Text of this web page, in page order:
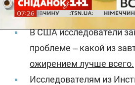
Напомним, ранее
В США исследователи
проблеме ‒ какой из
ожирением лучше всего.
Исследователям из